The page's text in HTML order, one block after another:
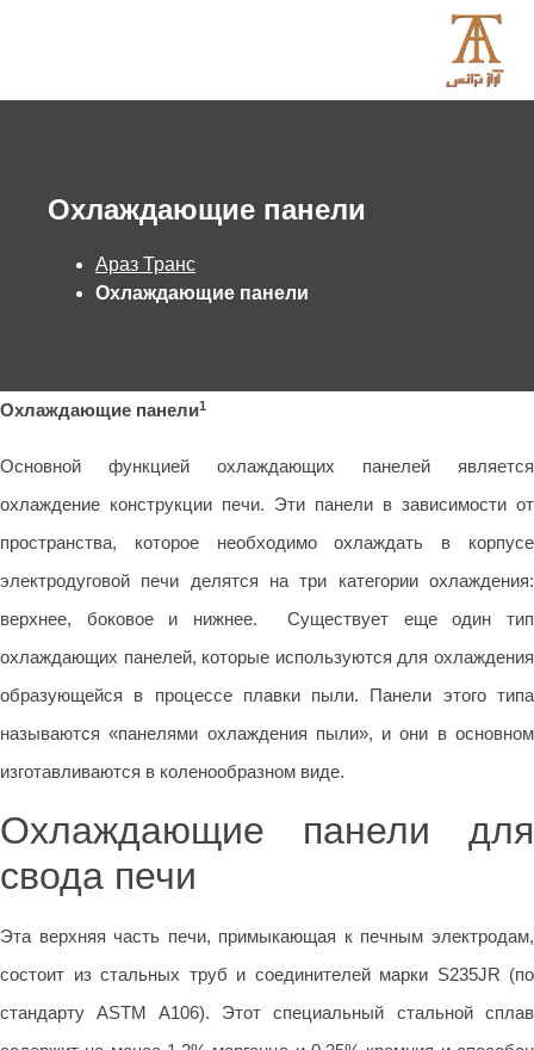
Охлаждающие панели
Араз Транс
Охлаждающие панели
Охлаждающие панели1
Основной функцией охлаждающих панелей является
охлаждение конструкции печи. Эти панели в зависимости от
пространства, которое необходимо охлаждать в корпусе
электродуговой печи делятся на три категории охлаждения:
верхнее, боковое и нижнее. Существует еще один тип
охлаждающих панелей, которые используются для охлаждения
образующейся в процессе плавки пыли. Панели этого типа
называются «панелями охлаждения пыли», и они в основном
изготавливаются в коленообразном виде.
Охлаждающие панели для
свода печи
Эта верхняя часть печи, примыкающая к печным электродам,
состоит из стальных труб и соединителей марки S235JR (по
стандарту ASTM A106). Этот специальный стальной сплав